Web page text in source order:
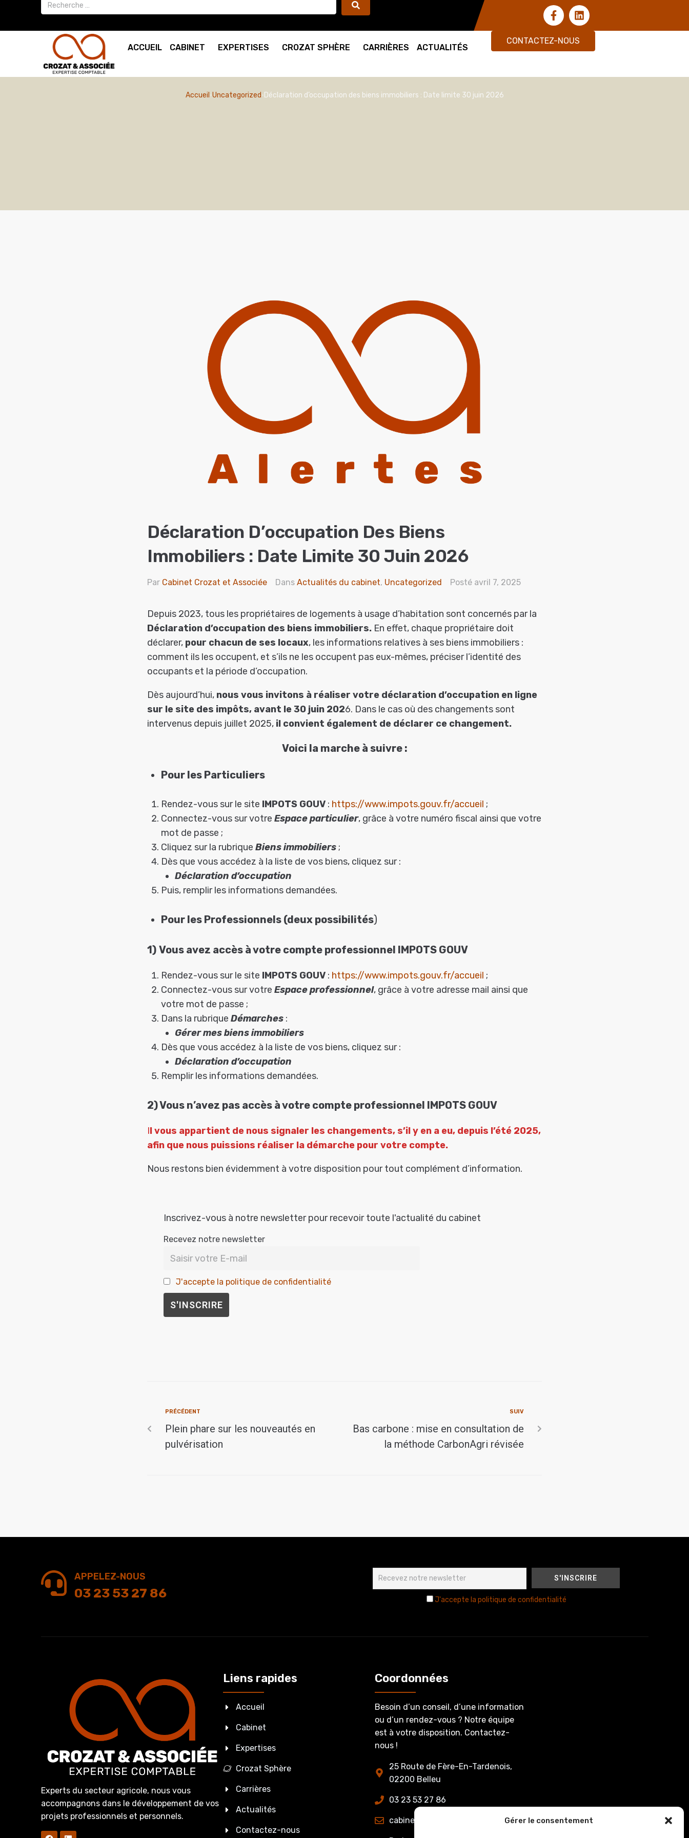
Gérer le consentement
ACCUEIL CABINET EXPERTISES CROZAT SPHÈRE CARRIÈRES ACTUALITÉS
CONTACTEZ-NOUS
Accueil Uncategorized Déclaration d’occupation des biens immobiliers : Date limite 30 juin 2026
Déclaration D’occupation Des Biens
Immobiliers : Date Limite 30 Juin 2026
Par Cabinet Crozat et Associée Dans Actualités du cabinet, Uncategorized Posté avril 7, 2025
Depuis 2023, tous les propriétaires de logements à usage d’habitation sont concernés par la
Déclaration d’occupation des biens immobiliers. En effet, chaque propriétaire doit
déclarer, pour chacun de ses locaux, les informations relatives à ses biens immobiliers :
comment ils les occupent, et s’ils ne les occupent pas eux-mêmes, préciser l’identité des
occupants et la période d’occupation.
Dès aujourd’hui, nous vous invitons à réaliser votre déclaration d’occupation en ligne
sur le site des impôts, avant le 30 juin 2026. Dans le cas où des changements sont
intervenus depuis juillet 2025, il convient également de déclarer ce changement.
Voici la marche à suivre :
Pour les Particuliers
Rendez-vous sur le site IMPOTS GOUV : https://www.impots.gouv.fr/accueil ;
Connectez-vous sur votre Espace particulier, grâce à votre numéro fiscal ainsi que votre
mot de passe ;
Cliquez sur la rubrique Biens immobiliers;
Dès que vous accédez à la liste de vos biens, cliquez sur :
Déclaration d’occupation
Puis, remplir les informations demandées.
Pour les Professionnels (deux possibilités)
1) Vous avez accès à votre compte professionnel IMPOTS GOUV
Rendez-vous sur le site IMPOTS GOUV : https://www.impots.gouv.fr/accueil ;
Connectez-vous sur votre Espace professionnel, grâce à votre adresse mail ainsi que
votre mot de passe ;
Dans la rubrique Démarches :
Gérer mes biens immobiliers
Dès que vous accédez à la liste de vos biens, cliquez sur :
Déclaration d’occupation
Remplir les informations demandées.
2) Vous n’avez pas accès à votre compte professionnel IMPOTS GOUV
Il vous appartient de nous signaler les changements, s’il y en a eu, depuis l’été 2025,
afin que nous puissions réaliser la démarche pour votre compte.
Nous restons bien évidemment à votre disposition pour tout complément d’information.
Inscrivez-vous à notre newsletter pour recevoir toute l'actualité du cabinet
Recevez notre newsletter
J'accepte la politique de confidentialité
PRÉCÉDENT
Plein phare sur les nouveautés en
pulvérisation
SUIV
Bas carbone : mise en consultation de
la méthode CarbonAgri révisée
APPELEZ-NOUS
03 23 53 27 86 J'accepte la politique de confidentialité
Experts du secteur agricole, nous vous
accompagnons dans le développement de vos
projets professionnels et personnels.
Liens rapides
Accueil
Cabinet
Expertises
Crozat Sphère
Carrières
Actualités
Contactez-nous
Coordonnées
Besoin d’un conseil, d’une information
ou d’un rendez-vous ? Notre équipe
est à votre disposition. Contactez-
nous !
25 Route de Fère-En-Tardenois,
02200 Belleu
03 23 53 27 86
cabinet@crozatetassociee.fr